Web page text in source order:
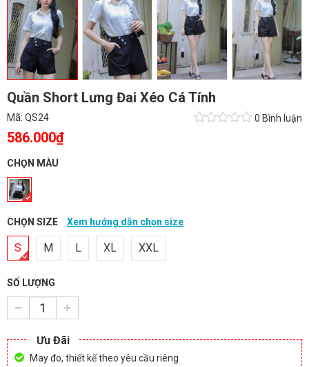
Quần Short Lưng Đai Xéo Cá Tính
Mã: QS24 0 Bình luận
586.000₫
CHỌN MÀU
CHỌN SIZE Xem hướng dẫn chọn size
S M L XL XXL
SỐ LƯỢNG
Ưu Đãi
May đo, thiết kế theo yêu cầu riêng